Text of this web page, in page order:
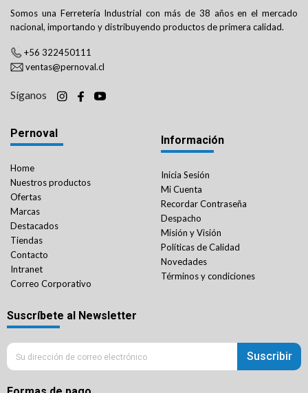
Somos una Ferretería Industrial con más de 38 años en el mercado
nacional, importando y distribuyendo productos de primera calidad.
+56 322450111
ventas@pernoval.cl
Síganos
Pernoval
Home
Nuestros productos
Ofertas
Marcas
Destacados
Tiendas
Contacto
Intranet
Correo Corporativo
Información
Inicia Sesión
Mi Cuenta
Recordar Contraseña
Despacho
Misión y Visión
Políticas de Calidad
Novedades
Términos y condiciones
Suscríbete al Newsletter
Suscribir